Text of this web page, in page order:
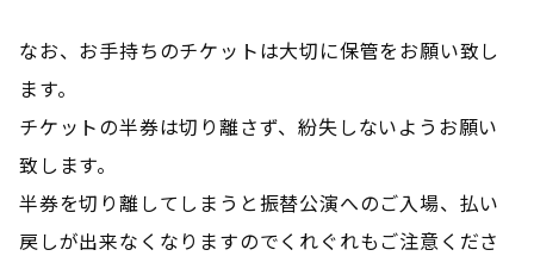
なお、お手持ちのチケットは大切に保管をお願い致し
ます。
チケットの半券は切り離さず、紛失しないようお願い
致します。
半券を切り離してしまうと振替公演へのご入場、払い
戻しが出来なくなりますのでくれぐれもご注意くださ